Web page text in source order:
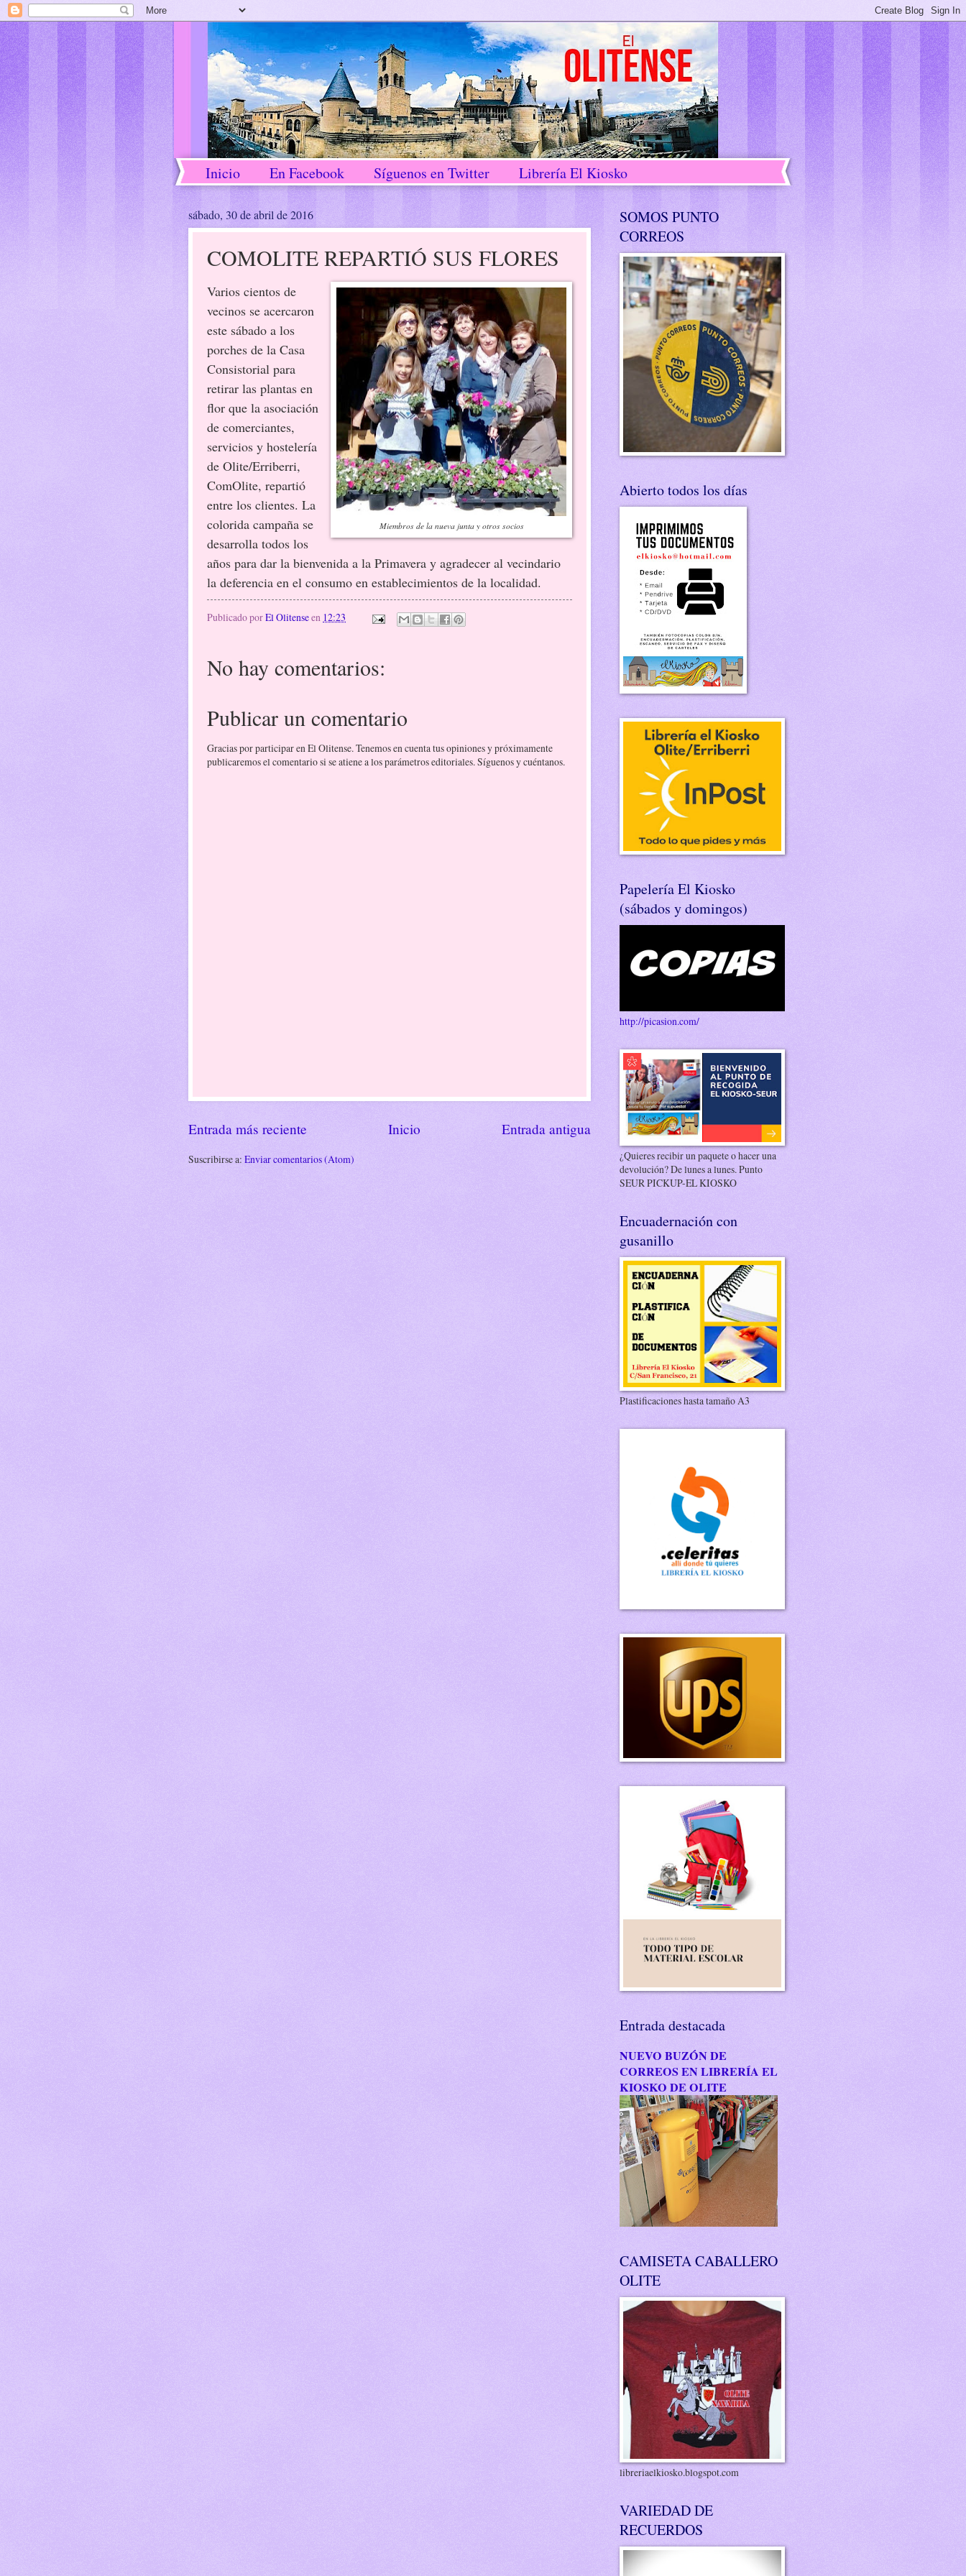
Inicio En Facebook Síguenos en Twitter Librería El Kiosko
sábado, 30 de abril de 2016
COMOLITE REPARTIÓ SUS FLORES
Miembros de la nueva junta y otros socios
Varios cientos de
vecinos se acercaron
este sábado a los
porches de la Casa
Consistorial para
retirar las plantas en
flor que la asociación
de comerciantes,
servicios y hostelería
de Olite/Erriberri,
ComOlite, repartió
entre los clientes. La
colorida campaña se
desarrolla todos los
años para dar la bienvenida a la Primavera y agradecer al vecindario
la deferencia en el consumo en establecimientos de la localidad.
Publicado porEl Olitenseen 12:23
No hay comentarios:
Publicar un comentario
Gracias por participar en El Olitense. Tenemos en cuenta tus opiniones y próximamente
publicaremos el comentario si se atiene a los parámetros editoriales. Síguenos y cuéntanos.
Entrada más reciente Entrada antigua
Inicio
Suscribirse a: Enviar comentarios (Atom)
SOMOS PUNTO
CORREOS
Abierto todos los días
Papelería El Kiosko
(sábados y domingos)
http://picasion.com/
¿Quieres recibir un paquete o hacer una
devolución? De lunes a lunes. Punto
SEUR PICKUP-EL KIOSKO
Encuadernación con
gusanillo
Plastificaciones hasta tamaño A3
Entrada destacada
NUEVO BUZÓN DE
CORREOS EN LIBRERÍA EL
KIOSKO DE OLITE
CAMISETA CABALLERO
OLITE
libreriaelkiosko.blogspot.com
VARIEDAD DE
RECUERDOS